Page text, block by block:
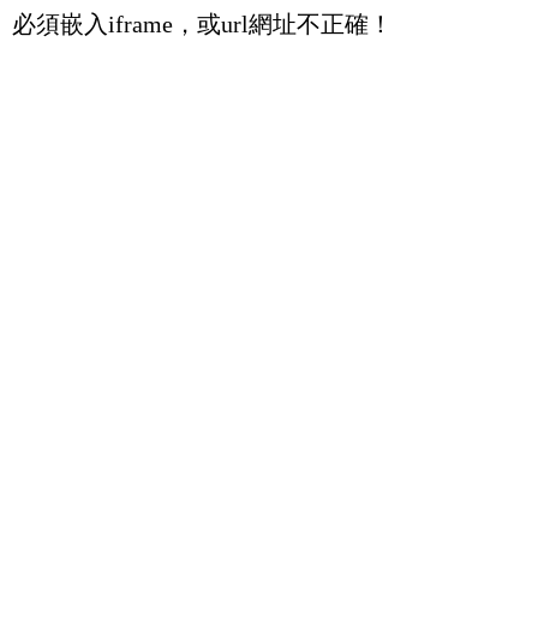
必須嵌入iframe，或url網址不正確！